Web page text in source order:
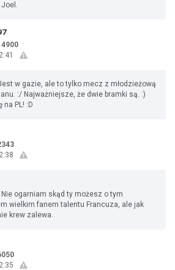
w gazie, ale to tylko mecz z młodzieżową
:/ Najważniejsze, że dwie bramki są. :)
na PL! :D
Nie ogarniam skąd ty możesz o tym
wielkim fanem talentu Francuza, ale jak
krew zalewa.